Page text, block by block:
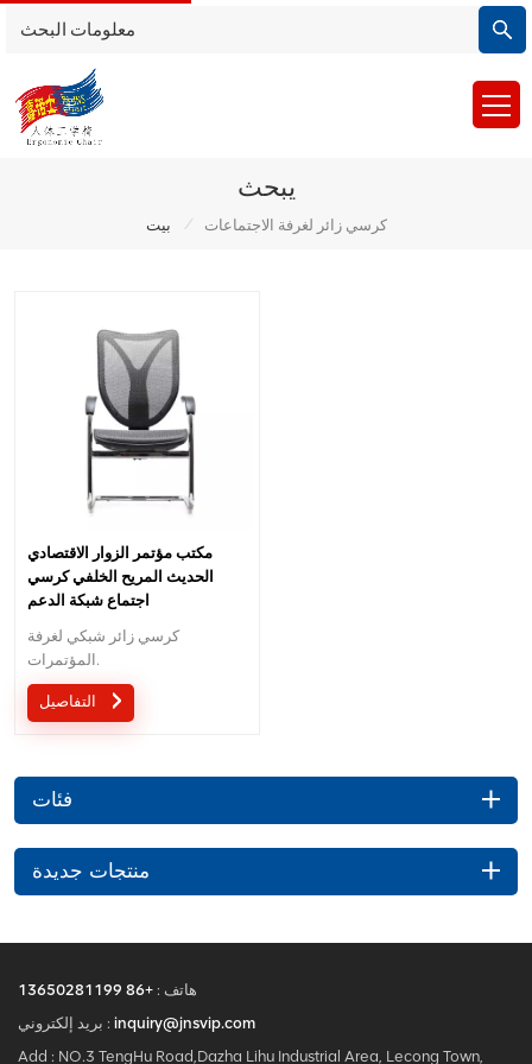
يبحث
بيت / كرسي زائر لغرفة الاجتماعات
مكتب مؤتمر الزوار الاقتصادي
الحديث المريح الخلفي كرسي
اجتماع شبكة الدعم
كرسي زائر شبكي لغرفة
المؤتمرات.
فئات
منتجات جديدة
هاتف : +86 13650281199
بريد إلكتروني : inquiry@jnsvip.com
Add : NO.3 TengHu Road,Dazha Lihu Industrial Area, Lecong Town,